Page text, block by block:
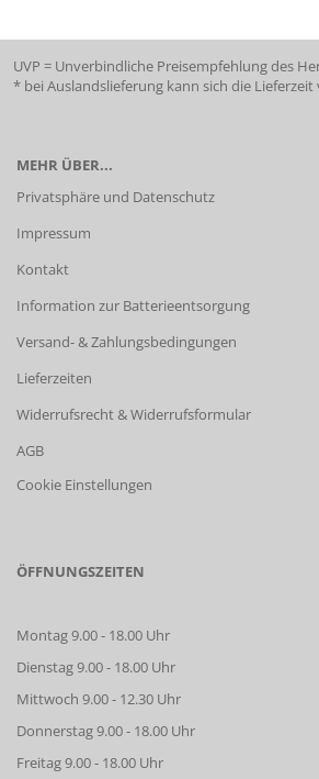
UVP = Unverbindliche Preisempfehlung des
* bei Auslandslieferung kann sich die Lieferzeit
MEHR ÜBER...
Privatsphäre und Datenschutz
Impressum
Kontakt
Information zur Batterieentsorgung
Versand- & Zahlungsbedingungen
Lieferzeiten
Widerrufsrecht & Widerrufsformular
AGB
Cookie Einstellungen
ÖFFNUNGSZEITEN
Montag 9.00 - 18.00 Uhr
Dienstag 9.00 - 18.00 Uhr
Mittwoch 9.00 - 12.30 Uhr
Donnerstag 9.00 - 18.00 Uhr
Freitag 9.00 - 18.00 Uhr